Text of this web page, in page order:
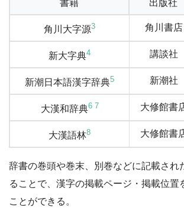
書籍 出版社
角川大字源3 角川書店
新大字典4 講談社
新潮日本語漢字辞典5 新潮社
大漢和辞典6 7 大修館書
大漢語林8 大修館書
辞書の巻頭や巻末、別巻などに記載され
ることで、漢字の掲載ページ・掲載位置
ことができる。